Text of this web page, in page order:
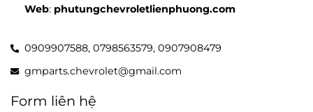
Web: phutungchevroletlienphuong.com
0909907588, 0798563579, 0907908479
gmparts.chevrolet@gmail.com
Form liên hệ